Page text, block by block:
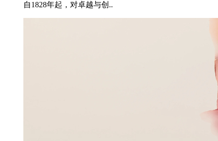
自1828年起，对卓越与创..